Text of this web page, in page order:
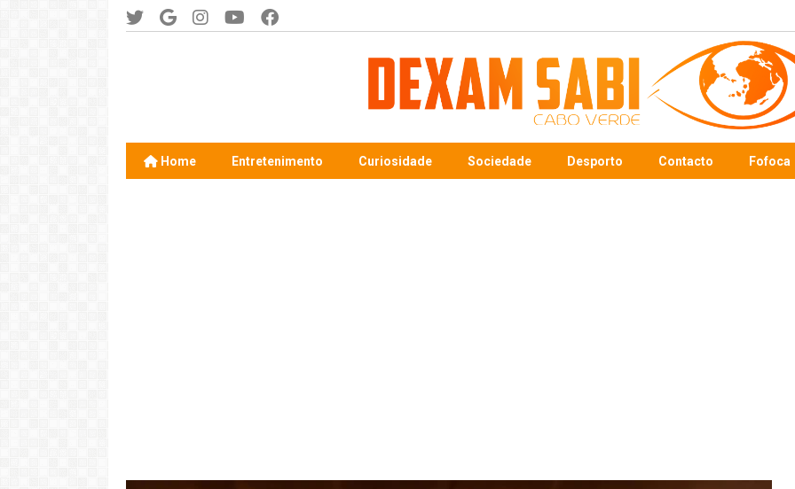
Home Entretenimento Curiosidade Sociedade Desporto Contacto Fofoca